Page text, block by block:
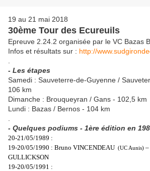
19 au 21 mai 2018
30ème Tour des Ecureuils
Epreuve 2.24.2 organisée par le VC Bazas
Infos et résultats sur : http://
- Les étapes
Samedi : Sauveterre-de-Guyenne /
106 km
Dimanche : Brouqueyran / Gans - 102,5 km
Lundi : Bazas / Bernos - 104 km
- Quelques podiums - 1ère édition en
20-21/05/1989 :
19-20/05/1990 : Bruno VINCENDEAU (UC Aunis)
GULLICKSON
19-20/05/1991 :